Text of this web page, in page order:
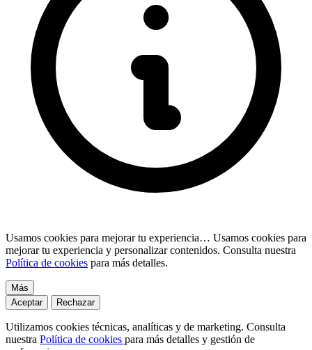
Usamos cookies para mejorar tu experiencia… Usamos cookies para
mejorar tu experiencia y personalizar contenidos. Consulta nuestra
Política de cookies para más detalles.
Más
Aceptar
Rechazar
Utilizamos cookies técnicas, analíticas y de marketing. Consulta
nuestra Política de cookies para más detalles y gestión de